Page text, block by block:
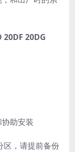
20DF 20DG
助安装
区，请提前备份